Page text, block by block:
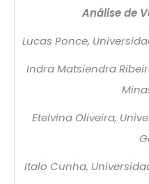
Análise de
Lucas Ponce,
Indra Matsiendra
Etelvina Oliveira,
Italo Cunha,